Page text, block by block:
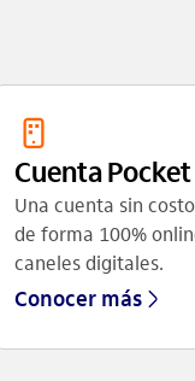
Cuenta Pocket
Una cuenta sin
de forma 100%
caneles digitales.
Conocer más